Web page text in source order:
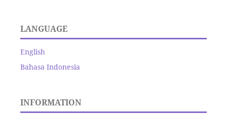
LANGUAGE
English
Bahasa Indonesia
INFORMATION